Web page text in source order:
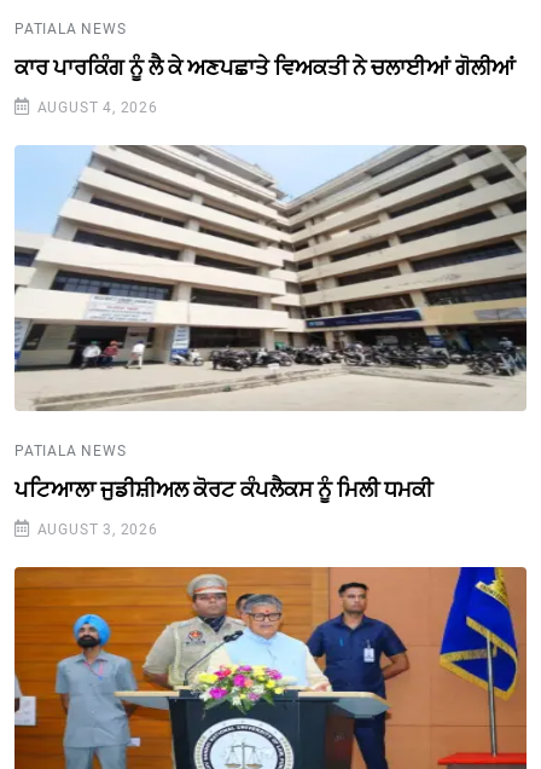
PATIALA NEWS
ਕਾਰ ਪਾਰਕਿੰਗ ਨੂੰ ਲੈ ਕੇ ਅਣਪਛਾਤੇ ਵਿਅਕਤੀ ਨੇ ਚਲਾਈਆਂ ਗੋਲੀਆਂ
AUGUST 4, 2026
PATIALA NEWS
ਪਟਿਆਲਾ ਜੁਡੀਸ਼ੀਅਲ ਕੋਰਟ ਕੰਪਲੈਕਸ ਨੂੰ ਮਿਲੀ ਧਮਕੀ
AUGUST 3, 2026